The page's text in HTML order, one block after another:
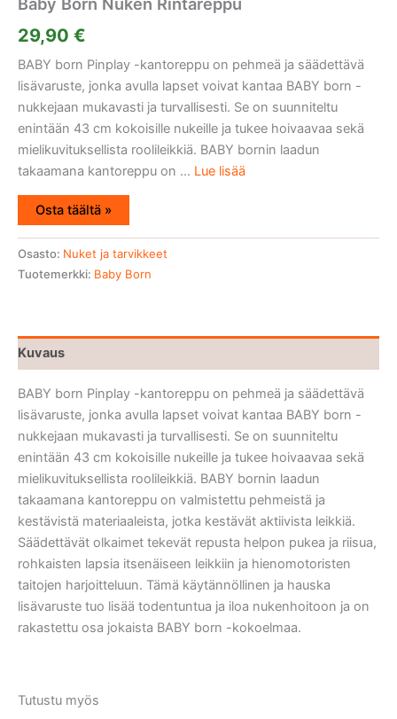
29,90 €
BABY born Pinplay -kantoreppu on pehmeä ja säädettävä
lisävaruste, jonka avulla lapset voivat kantaa BABY born -
nukkejaan mukavasti ja turvallisesti. Se on suunniteltu
enintään 43 cm kokoisille nukeille ja tukee hoivaavaa sekä
mielikuvituksellista roolileikkiä. BABY bornin laadun
takaamana kantoreppu on ... Lue lisää
Osta täältä »
Osasto: Nuket ja tarvikkeet
Tuotemerkki: Baby Born
Kuvaus
BABY born Pinplay -kantoreppu on pehmeä ja säädettävä
lisävaruste, jonka avulla lapset voivat kantaa BABY born -
nukkejaan mukavasti ja turvallisesti. Se on suunniteltu
enintään 43 cm kokoisille nukeille ja tukee hoivaavaa sekä
mielikuvituksellista roolileikkiä. BABY bornin laadun
takaamana kantoreppu on valmistettu pehmeistä ja
kestävistä materiaaleista, jotka kestävät aktiivista leikkiä.
Säädettävät olkaimet tekevät repusta helpon pukea ja riisua,
rohkaisten lapsia itsenäiseen leikkiin ja hienomotoristen
taitojen harjoitteluun. Tämä käytännöllinen ja hauska
lisävaruste tuo lisää todentuntua ja iloa nukenhoitoon ja on
rakastettu osa jokaista BABY born -kokoelmaa.
Tutustu myös